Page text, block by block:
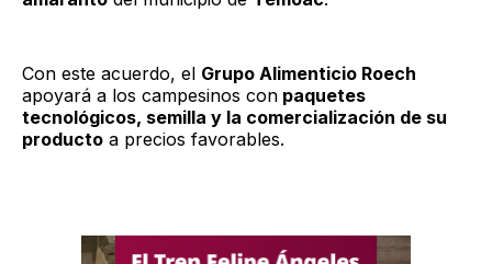
Con este acuerdo, el Grupo Alimenticio Roech
apoyará a los campesinos con paquetes
tecnológicos, semilla y la comercialización de su
producto a precios favorables.